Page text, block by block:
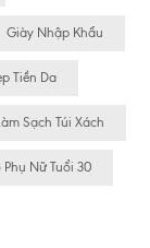
Giày Nhập Khẩu
Tiền Da
Sạch Túi Xách
Nữ Tuổi 30